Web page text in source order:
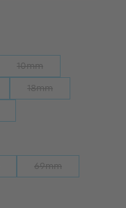
10mm
18mm
69mm